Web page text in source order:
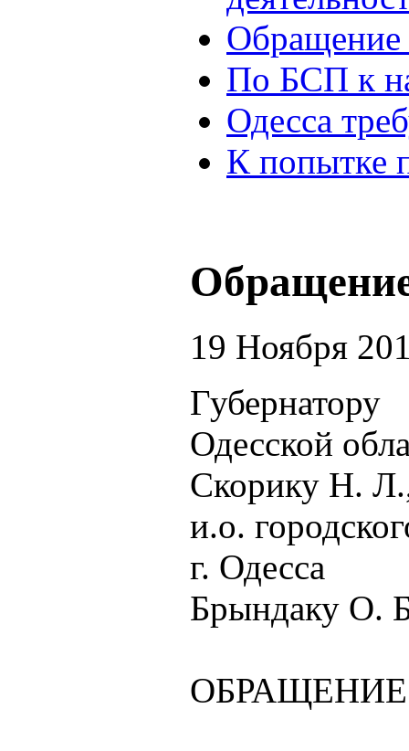
Обращение
По БСП к
Одесса
К попытке
19 Ноября
Губернатору
Одесской
Скорику Н.
и.о.
г. Одесса
Брындаку О.
ОБРАЩЕНИЕ